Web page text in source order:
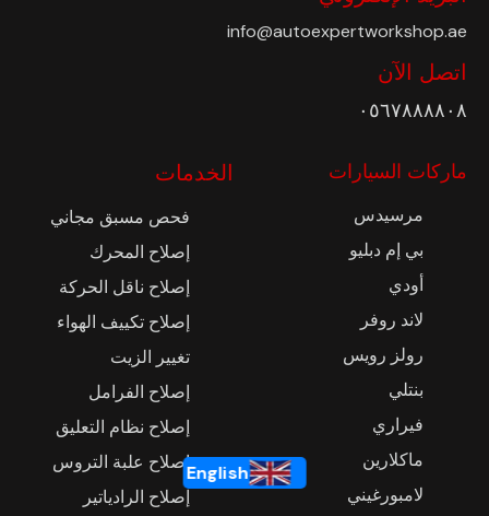
English
info@autoexpertworkshop.ae
اتصل الآن
٠٥٦٧٨٨٨٨٠٨
ماركات السيارات
مرسيدس
بي إم دبليو
أودي
لاند روفر
رولز رويس
بنتلي
فيراري
ماكلارين
لامبورغيني
الخدمات
فحص مسبق مجاني
إصلاح المحرك
إصلاح ناقل الحركة
إصلاح تكييف الهواء
تغيير الزيت
إصلاح الفرامل
إصلاح نظام التعليق
إصلاح علبة التروس
إصلاح الرادياتير